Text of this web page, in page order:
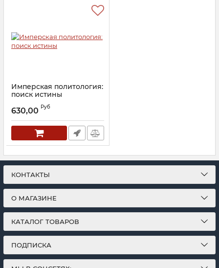
Имперская политология:
поиск истины
25306
630,00 Руб
КОНТАКТЫ
О МАГАЗИНЕ
КАТАЛОГ ТОВАРОВ
ПОДПИСКА